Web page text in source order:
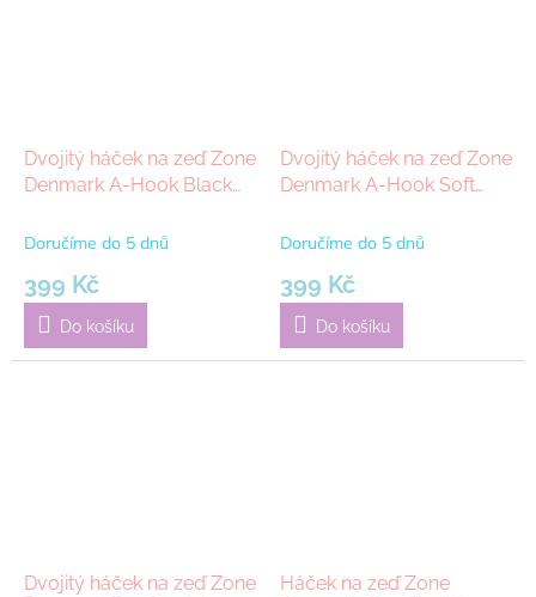
Dvojitý háček na zeď Zone
Denmark A-Hook Black
Doručíme do 5 dnů
399 Kč
Do košíku
Dvojitý háček na zeď Zone
Denmark A-Hook Soft
šedá
Doručíme do 5 dnů
399 Kč
Do košíku
Dvojitý háček na zeď Zone
Háček na zeď Zone